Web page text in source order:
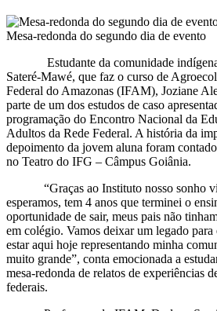
Mesa-redonda do segundo dia de evento
Estudante da comunidade indígena
Sateré-Mawé, que faz o curso de
Federal do Amazonas (IFAM), Joziane
parte de um dos estudos de caso
programação do Encontro Nacional da
Adultos da Rede Federal. A história da
depoimento da jovem aluna foram
no Teatro do IFG – Câmpus Goiânia.
“Graças ao Instituto nosso sonho
esperamos, tem 4 anos que terminei o
oportunidade de sair, meus pais não
em colégio. Vamos deixar um legado
estar aqui hoje representando minha
muito grande”, conta emocionada a
mesa-redonda de relatos de experiências
federais.